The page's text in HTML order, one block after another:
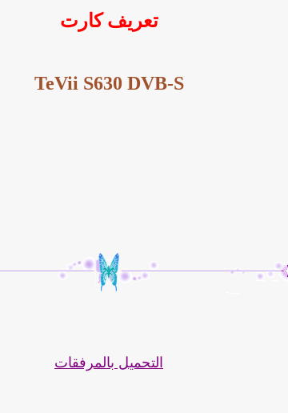
تعريف كارت
TeVii S630 DVB-S
التحميل بالمرفقات